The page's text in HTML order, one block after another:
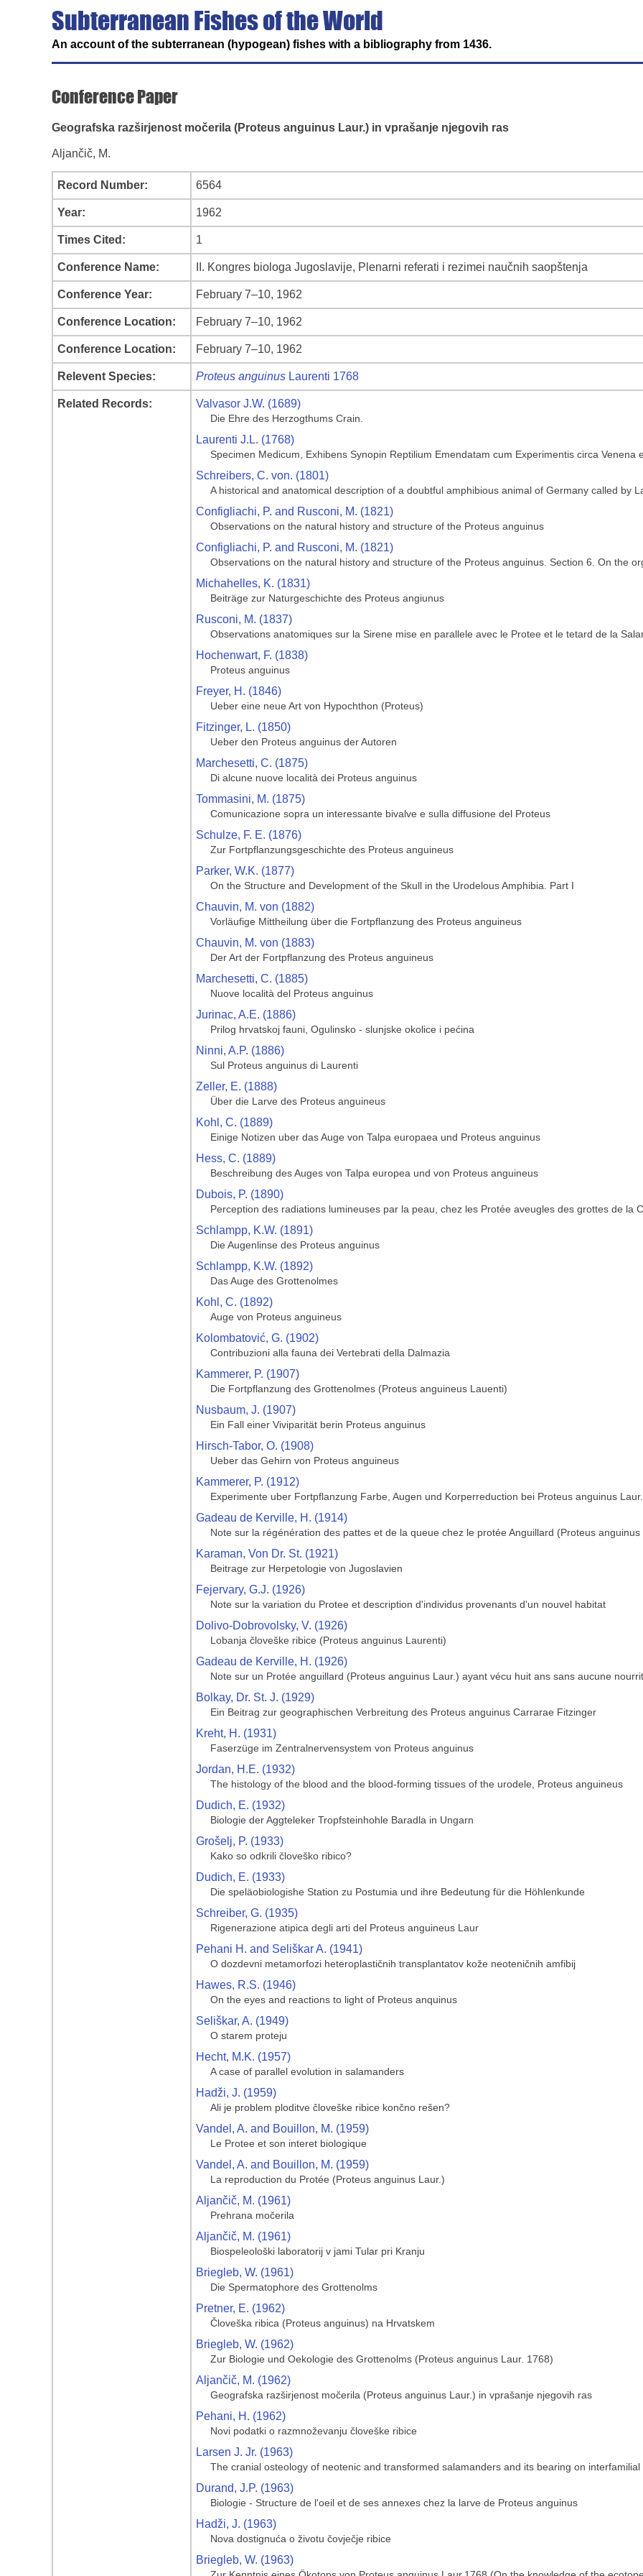
Subterranean Fishes of the World
An account of the subterranean (hypogean) fishes with a bibliography from 1436.
Conference Paper
Geografska razširjenost močerila (Proteus anguinus Laur.) in vprašanje njegovih ras
Aljančič, M.
Record Number: 6564
Year: 1962
Times Cited: 1
Conference Name: II. Kongres biologa Jugoslavije, Plenarni referati i rezimei naučnih saopštenja
Conference Year: February 7–10, 1962
Conference Location: February 7–10, 1962
Conference Location: February 7–10, 1962
Relevent Species: Proteus anguinus Laurenti 1768
Related Records: Valvasor J.W. (1689)
Die Ehre des Herzogthums Crain.
Laurenti J.L. (1768)
Specimen Medicum, Exhibens Synopin Reptilium Emendatam cum Experimentis circa Venena
Schreibers, C. von. (1801)
A historical and anatomical description of a doubtful amphibious animal of Germany called by
Configliachi, P. and Rusconi, M. (1821)
Observations on the natural history and structure of the Proteus anguinus
Configliachi, P. and Rusconi, M. (1821)
Observations on the natural history and structure of the Proteus anguinus. Section 6. On the
Michahelles, K. (1831)
Beiträge zur Naturgeschichte des Proteus angiunus
Rusconi, M. (1837)
Observations anatomiques sur la Sirene mise en parallele avec le Protee et le tetard de la
Hochenwart, F. (1838)
Proteus anguinus
Freyer, H. (1846)
Ueber eine neue Art von Hypochthon (Proteus)
Fitzinger, L. (1850)
Ueber den Proteus anguinus der Autoren
Marchesetti, C. (1875)
Di alcune nuove località dei Proteus anguinus
Tommasini, M. (1875)
Comunicazione sopra un interessante bivalve e sulla diffusione del Proteus
Schulze, F. E. (1876)
Zur Fortpflanzungsgeschichte des Proteus anguineus
Parker, W.K. (1877)
On the Structure and Development of the Skull in the Urodelous Amphibia. Part I
Chauvin, M. von (1882)
Vorläufige Mittheilung über die Fortpflanzung des Proteus anguineus
Chauvin, M. von (1883)
Der Art der Fortpflanzung des Proteus anguineus
Marchesetti, C. (1885)
Nuove località del Proteus anguinus
Jurinac, A.E. (1886)
Prilog hrvatskoj fauni, Ogulinsko - slunjske okolice i pećina
Ninni, A.P. (1886)
Sul Proteus anguinus di Laurenti
Zeller, E. (1888)
Über die Larve des Proteus anguineus
Kohl, C. (1889)
Einige Notizen uber das Auge von Talpa europaea und Proteus anguinus
Hess, C. (1889)
Beschreibung des Auges von Talpa europea und von Proteus anguineus
Dubois, P. (1890)
Perception des radiations lumineuses par la peau, chez les Protée aveugles des grottes de la
Schlampp, K.W. (1891)
Die Augenlinse des Proteus anguinus
Schlampp, K.W. (1892)
Das Auge des Grottenolmes
Kohl, C. (1892)
Auge von Proteus anguineus
Kolombatović, G. (1902)
Contribuzioni alla fauna dei Vertebrati della Dalmazia
Kammerer, P. (1907)
Die Fortpflanzung des Grottenolmes (Proteus anguineus Lauenti)
Nusbaum, J. (1907)
Ein Fall einer Viviparität berin Proteus anguinus
Hirsch-Tabor, O. (1908)
Ueber das Gehirn von Proteus anguineus
Kammerer, P. (1912)
Experimente uber Fortpflanzung Farbe, Augen und Korperreduction bei Proteus anguinus Laur.
Gadeau de Kerville, H. (1914)
Note sur la régénération des pattes et de la queue chez le protée Anguillard (Proteus anguinus
Karaman, Von Dr. St. (1921)
Beitrage zur Herpetologie von Jugoslavien
Fejervary, G.J. (1926)
Note sur la variation du Protee et description d'individus provenants d'un nouvel habitat
Dolivo-Dobrovolsky, V. (1926)
Lobanja človeške ribice (Proteus anguinus Laurenti)
Gadeau de Kerville, H. (1926)
Note sur un Protée anguillard (Proteus anguinus Laur.) ayant vécu huit ans sans aucune
Bolkay, Dr. St. J. (1929)
Ein Beitrag zur geographischen Verbreitung des Proteus anguinus Carrarae Fitzinger
Kreht, H. (1931)
Faserzüge im Zentralnervensystem von Proteus anguinus
Jordan, H.E. (1932)
The histology of the blood and the blood-forming tissues of the urodele, Proteus anguineus
Dudich, E. (1932)
Biologie der Aggteleker Tropfsteinhohle Baradla in Ungarn
Grošelj, P. (1933)
Kako so odkrili človeško ribico?
Dudich, E. (1933)
Die speläobiologishe Station zu Postumia und ihre Bedeutung für die Höhlenkunde
Schreiber, G. (1935)
Rigenerazione atipica degli arti del Proteus anguineus Laur
Pehani H. and Seliškar A. (1941)
O dozdevni metamorfozi heteroplastičnih transplantatov kože neoteničnih amfibij
Hawes, R.S. (1946)
On the eyes and reactions to light of Proteus anquinus
Seliškar, A. (1949)
O starem proteju
Hecht, M.K. (1957)
A case of parallel evolution in salamanders
Hadži, J. (1959)
Ali je problem ploditve človeške ribice končno rešen?
Vandel, A. and Bouillon, M. (1959)
Le Protee et son interet biologique
Vandel, A. and Bouillon, M. (1959)
La reproduction du Protée (Proteus anguinus Laur.)
Aljančič, M. (1961)
Prehrana močerila
Aljančič, M. (1961)
Biospeleološki laboratorij v jami Tular pri Kranju
Briegleb, W. (1961)
Die Spermatophore des Grottenolms
Pretner, E. (1962)
Človeška ribica (Proteus anguinus) na Hrvatskem
Briegleb, W. (1962)
Zur Biologie und Oekologie des Grottenolms (Proteus anguinus Laur. 1768)
Aljančič, M. (1962)
Geografska razširjenost močerila (Proteus anguinus Laur.) in vprašanje njegovih ras
Pehani, H. (1962)
Novi podatki o razmnoževanju človeške ribice
Larsen J. Jr. (1963)
The cranial osteology of neotenic and transformed salamanders and its bearing on interfamilial
Durand, J.P. (1963)
Biologie - Structure de l'oeil et de ses annexes chez la larve de Proteus anguinus
Hadži, J. (1963)
Nova dostignuća o životu čovječje ribice
Briegleb, W. (1963)